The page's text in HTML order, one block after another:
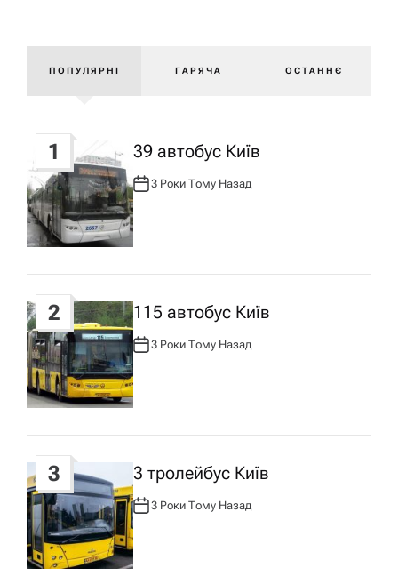
і
я
з
а
п
и
с
у
ПОПУЛЯРНІ ГАРЯЧА ОСТАННЄ
1 39 автобус Київ
А
В
Т
О
Р
:
3 Роки Тому Назад
2 115 автобус Київ
А
Т
О
Р
:
3 Роки Тому Назад
3 3 тролейбус Київ
А
В
Т
О
Р
:
3 Роки Тому Назад